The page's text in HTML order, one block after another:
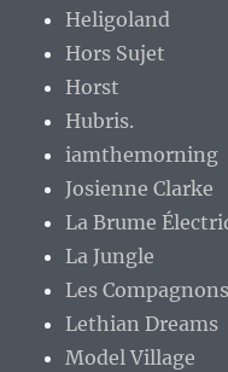
Heligoland
Hors Sujet
Horst
Hubris.
iamthemorning
Josienne Clarke
La Brume
La Jungle
Les
Lethian Dreams
Model Village